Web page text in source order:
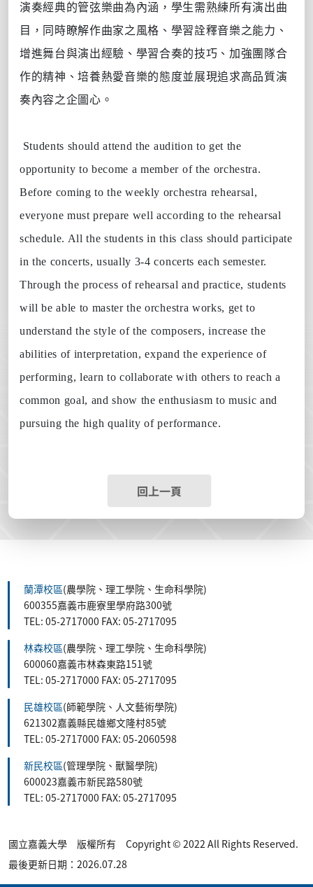
演奏經典的管弦樂曲為內涵，學生需熟練所有演出曲
目，同時瞭解作曲家之風格、學習詮釋音樂之能力、
增進舞台與演出經驗、學習合奏的技巧、加強團隊合
作的精神、培養熱愛音樂的態度並展現追求高品質演
奏內容之企圖心。
Students should attend the audition to get the
opportunity to become a member of the orchestra.
Before coming to the weekly orchestra rehearsal,
everyone must prepare well according to the rehearsal
schedule. All the students in this class should participate
in the concerts, usually 3-4 concerts each semester.
Through the process of rehearsal and practice, students
will be able to master the orchestra works, get to
understand the style of the composers, increase the
abilities of interpretation, expand the experience of
performing, learn to collaborate with others to reach a
common goal, and show the enthusiasm to music and
pursuing the high quality of performance.
回上一頁
蘭潭校區(農學院、理工學院、生命科學院)
600355嘉義市鹿寮里學府路300號
TEL: 05-2717000 FAX: 05-2717095
林森校區(農學院、理工學院、生命科學院)
600060嘉義市林森東路151號
TEL: 05-2717000 FAX: 05-2717095
民雄校區(師範學院、人文藝術學院)
621302嘉義縣民雄鄉文隆村85號
TEL: 05-2717000 FAX: 05-2060598
新民校區(管理學院、獸醫學院)
600023嘉義市新民路580號
TEL: 05-2717000 FAX: 05-2717095
國立嘉義大學 版權所有 Copyright © 2022 All Rights Reserved.
最後更新日期：2026.07.28